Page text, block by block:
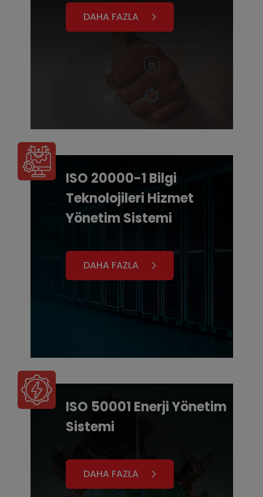
DAHA FAZLA
ISO 20000-1 Bilgi
Teknolojileri Hizmet
Yönetim Sistemi
DAHA FAZLA
ISO 50001 Enerji Yönetim
Sistemi
DAHA FAZLA